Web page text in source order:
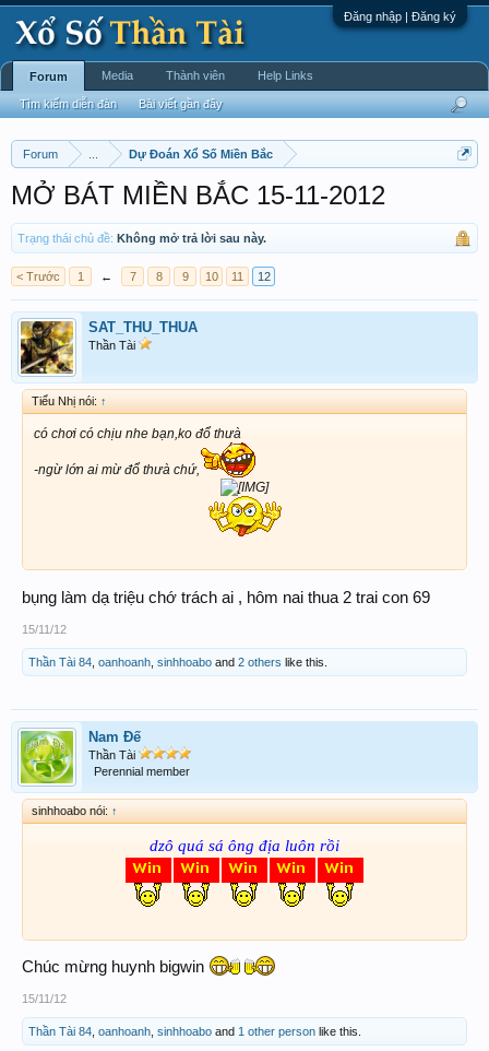
Đăng nhập | Đăng ký
Forum Dự Đoán Xổ Số Miền Bắc
MỞ BÁT MIỀN BẮC 15-11-2012
Trạng thái chủ đề: Không mở trả lời sau này.
< Trước 1 ← 7 8 9 10 11 12
SAT_THU_THUA
Thần Tài
Tiểu Nhị nói: ↑
có chơi có chịu nhe bạn,ko đổ thưà
-ngừ lớn ai mừ đổ thưà chứ,
bụng làm dạ triệu chớ trách ai , hôm nai thua 2 trai con 69
15/11/12
Thần Tài 84 oanhoanh sinhhoabo and 2 others like this.
Nam Đế
Thần Tài
Perennial member
sinhhoabo nói: ↑
dzô quá sá ông địa luôn rồi
Chúc mừng huynh bigwin
15/11/12
Thần Tài 84 oanhoanh sinhhoabo and 1 other person like this.
Forum
Tìm kiếm diễn đàn Bài viết gần đây
Media Thành viên Help Links